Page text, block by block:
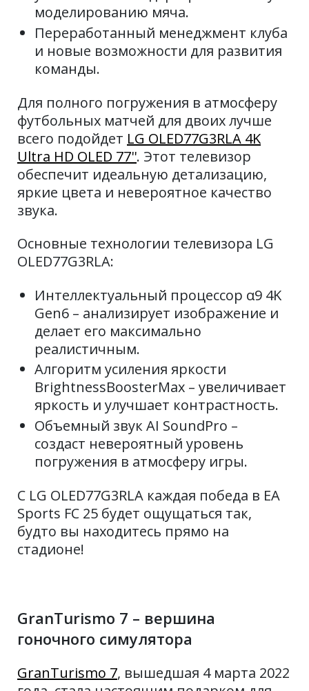
моделированию мяча.
Переработанный менеджмент клуба
и новые возможности для развития
команды.
Для полного погружения в атмосферу
футбольных матчей для двоих лучше
всего подойдет LG OLED77G3RLA 4K
Ultra HD OLED 77''. Этот телевизор
обеспечит идеальную детализацию,
яркие цвета и невероятное качество
звука.
Основные технологии телевизора LG
OLED77G3RLA:
Интеллектуальный процессор α9 4K
Gen6 – анализирует изображение и
делает его максимально
реалистичным.
Алгоритм усиления яркости
BrightnessBoosterMax – увеличивает
яркость и улучшает контрастность.
Объемный звук AI SoundPro –
создаст невероятный уровень
погружения в атмосферу игры.
С LG OLED77G3RLA каждая победа в EA
Sports FC 25 будет ощущаться так,
будто вы находитесь прямо на
стадионе!
GranTurismo 7 – вершина
гоночного симулятора
GranTurismo 7, вышедшая 4 марта 2022